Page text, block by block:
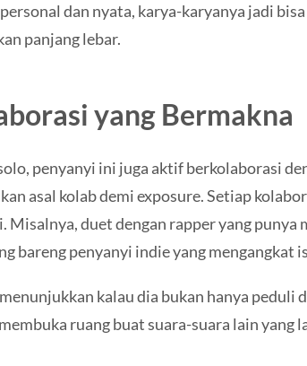
dan nyata, karya-karyanya jadi
panjang lebar.
yang Bermakna
penyanyi ini juga aktif berkolaborasi
asal kolab demi exposure. Setiap
Misalnya, duet dengan rapper yang punya
bareng penyanyi indie yang mengangkat
kalau dia bukan hanya peduli
ruang buat suara-suara lain yang